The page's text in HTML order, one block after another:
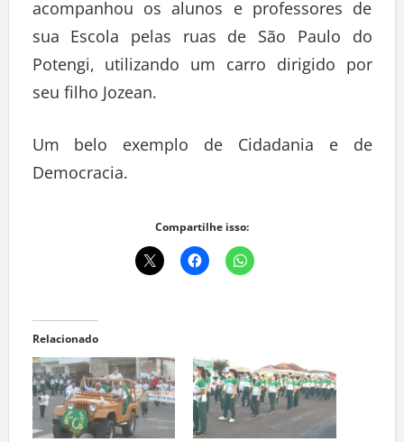
acompanhou os alunos e professores de
sua Escola pelas ruas de São Paulo do
Potengi, utilizando um carro dirigido por
seu filho Jozean.
Um belo exemplo de Cidadania e de
Democracia.
Compartilhe isso:
Relacionado